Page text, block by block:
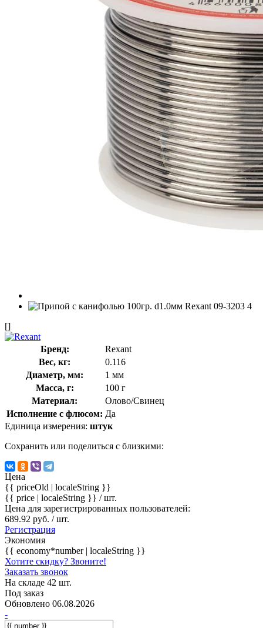
[]
Бренд:
Rexant
Вес, кг:
0.116
Диаметр, мм:
1 мм
Масса, г:
100 г
Материал:
Олово/Свинец
Исполнение с флюсом: Да
Единица измерения: штук
Сохранить или поделиться с близкими:
Цена
{{ priceOld | localeString }}
{{ price | localeString }} / шт.
Цена для зарегистрированных пользователей:
689.92 руб. / шт.
Регистрация
Экономия
{{ economy*number | localeString }}
Хотите скидку? Звоните!
Заказать звонок
На складе 42 шт.
Под заказ
Обновлено 06.08.2026
-